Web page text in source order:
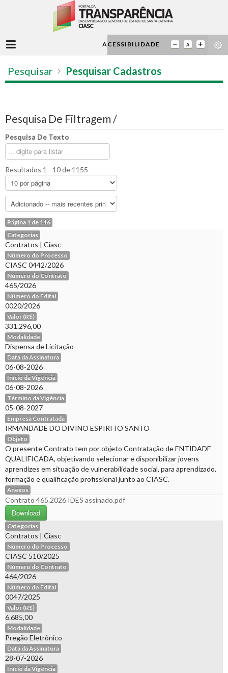
ACESSIBILIDADE
Pesquisar Pesquisar Cadastros
Pesquisa De Filtragem /
Pesquisa De Texto
Resultados 1 - 10 de 1155
Página 1 de 116
Categorias
Contratos | Ciasc
Número do Processo
CIASC 0442/2026
Número do Contrato
465/2026
Número do Edital
0020/2026
Valor (R$)
331.296,00
Modalidade
Dispensa de Licitação
Data da Assinatura
06-08-2026
Início da Vigência
06-08-2026
Término da Vigência
05-08-2027
Empresa Contratada
IRMANDADE DO DIVINO ESPIRITO SANTO
Objeto
O presente Contrato tem por objeto Contratação de ENTIDADE
QUALIFICADA, objetivando selecionar e disponibilizar jovens
aprendizes em situação de vulnerabilidade social, para aprendizado,
formação e qualificação profissional junto ao CIASC.
Anexos
Contrato 465.2026 IDES assinado.pdf
Download
Categorias
Contratos | Ciasc
Número do Processo
CIASC 510/2025
Número do Contrato
464/2026
Número do Edital
0047/2025
Valor (R$)
6.685,00
Modalidade
Pregão Eletrônico
Data da Assinatura
28-07-2026
Início da Vigência